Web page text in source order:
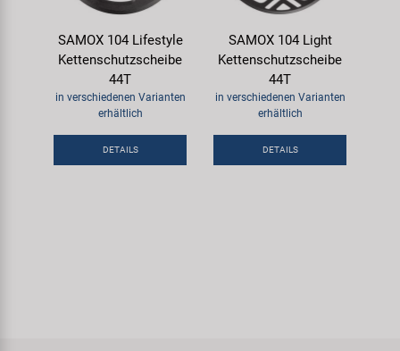
SAMOX 104 Lifestyle
Kettenschutzscheibe
44T
in verschiedenen Varianten
erhältlich
DETAILS
SAMOX 104 Light
Kettenschutzscheibe
44T
in verschiedenen Varianten
erhältlich
DETAILS